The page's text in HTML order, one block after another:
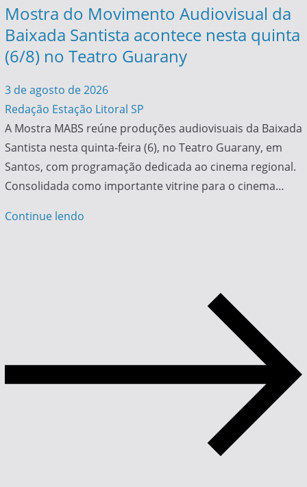
Mostra do Movimento Audiovisual da
Baixada Santista acontece nesta quinta
(6/8) no Teatro Guarany
3 de agosto de 2026
Redação Estação Litoral SP
A Mostra MABS reúne produções audiovisuais da Baixada
Santista nesta quinta-feira (6), no Teatro Guarany, em
Santos, com programação dedicada ao cinema regional.
Consolidada como importante vitrine para o cinema…
Continue lendo